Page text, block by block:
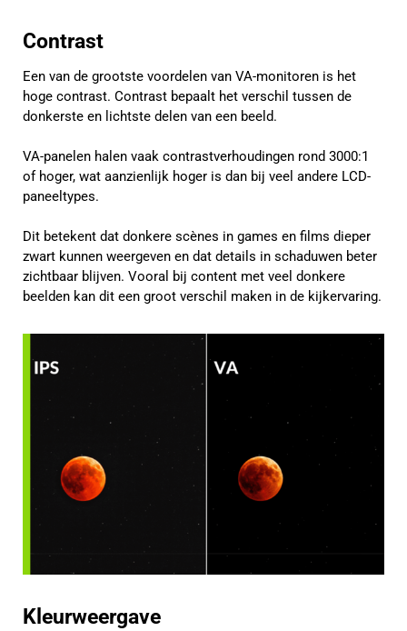
Contrast
Een van de grootste voordelen van VA-monitoren is het
hoge contrast. Contrast bepaalt het verschil tussen de
donkerste en lichtste delen van een beeld.
VA-panelen halen vaak contrastverhoudingen rond 3000:1
of hoger, wat aanzienlijk hoger is dan bij veel andere LCD-
paneeltypes.
Dit betekent dat donkere scènes in games en films dieper
zwart kunnen weergeven en dat details in schaduwen beter
zichtbaar blijven. Vooral bij content met veel donkere
beelden kan dit een groot verschil maken in de kijkervaring.
Kleurweergave